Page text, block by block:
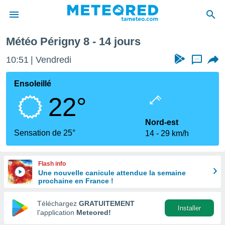
de
en
Météo Périgny 8 - 14 jours
10:51 Vendredi ...
Ensoleillé
22°
Sensation de 25°
Nord-est
14
29 km/h
Flash info
Une nouvelle canicule attendue la semaine
prochaine en France !
Téléchargez GRATUITEMENT
l’application Meteored!
Installer